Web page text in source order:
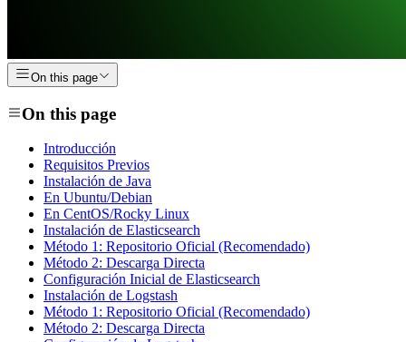
On this page
On this page
Introducción
Requisitos Previos
Instalación de Java
En Ubuntu/Debian
En CentOS/Rocky Linux
Instalación de Elasticsearch
Método 1: Repositorio Oficial (Recomendado)
Método 2: Descarga Directa
Configuración Inicial de Elasticsearch
Instalación de Logstash
Método 1: Repositorio Oficial (Recomendado)
Método 2: Descarga Directa